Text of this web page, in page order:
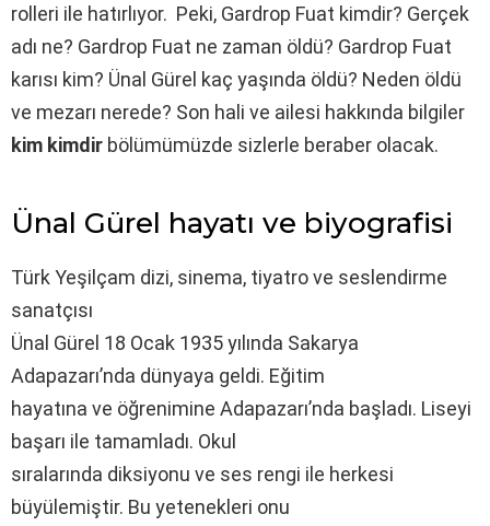
rolleri ile hatırlıyor. Peki, Gardrop Fuat kimdir? Gerçek
adı ne? Gardrop Fuat ne zaman öldü? Gardrop Fuat
karısı kim? Ünal Gürel kaç yaşında öldü? Neden öldü
ve mezarı nerede? Son hali ve ailesi hakkında bilgiler
kim kimdir bölümümüzde sizlerle beraber olacak.
Ünal Gürel hayatı ve biyografisi
Türk Yeşilçam dizi, sinema, tiyatro ve seslendirme
sanatçısı
Ünal Gürel 18 Ocak 1935 yılında Sakarya
Adapazarı’nda dünyaya geldi. Eğitim
hayatına ve öğrenimine Adapazarı’nda başladı. Liseyi
başarı ile tamamladı. Okul
sıralarında diksiyonu ve ses rengi ile herkesi
büyülemiştir. Bu yetenekleri onu